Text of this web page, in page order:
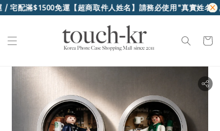
宅配滿$1500免運【超商取件人姓名】請務必使用"真實姓名"